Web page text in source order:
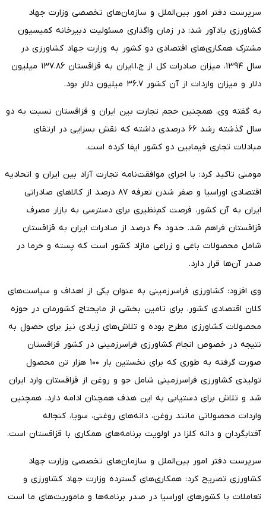
سرپرست دفتر امور بین‌الملل و سازمان‌های تخصصی وزارت جهاد
کشاورزی یادآور شد: در زمان واگذاری مسئولیت دبیرخانه کمیسیون
مشترک همکاری‌های اقتصادی دو کشور به وزارت جهاد کشاورزی در
سال ۱۳۹۴، میزان صادرات کل از ج.ا.ایران به قزاقستان ۱۳۷.۸۶ میلیون
دلار و میزان واردات از آن کشور ۳۶.۷ میلیون دلار بود.
به گفته وی، همچنین حجم تجارت بین ایران و قزاقستان نسبت به دو
سال گذشته رشد ۶۶ درصدی داشته که نقش بسزایی در ارتقای
مبادلات تجاری فیمابین دو کشور ایفا کرده است.
مومنی تاکید کرد: با اجرای موافقت‌نامه تجارت آزاد بین ایران و اتحادیه
اقتصادی اوراسیا و صفر شدن تعرفه ۸۷ درصد از کالاهای صادراتی
ایران به آن کشور، فرصت کم‌نظیری برای دسترسی به بازار مصرف
قزاقستان فراهم شد. حدود ۴۰ درصد از صادرات ایران به قزاقستان
شامل محصولات باغی و زراعی مازاد کشور است که پسته و خرما در
صدر آن‌ها قرار دارد.
وی افزود: کشاورزی فراسرزمینی به عنوان یکی از اهداف و سیاست‌های
کلان اقتصادی کشور، برای تامین بخشی از مایحتاج کشورمان در حوزه
محصولات کشاورزی مطرح بوده و تلاش‌های زیادی نیز برای حصول به
نتیجه در خصوص انجام کشاورزی فراسرزمینی در کشور قزاقستان
صورت گرفته به طوری که برای نخستین بار ۱۰۰ هزار تن محصول
تولیدی کشاورزی فراسرزمینی شامل جو و روغن از قزاقستان وارد ایران
شد و تلاش برای دستیابی به این هدف همچنان ادامه دارد. همچنین
واردات محصولاتی مانند روغن، دانه‌های روغنی، سویا، کنجاله
آفتابگردان و دانه کلزا در اولویت برنامه‌های همکاری با قزاقستان است.
سرپرست دفتر امور بین‌الملل و سازمان‌های تخصصی وزارت جهاد
کشاورزی تصریح کرد: همکاری‌های گسترده وزارت جهاد کشاورزی و
تعاملات با کشورهای اوراسیا در صدر برنامه‌ها و ماموریت‌های ما است